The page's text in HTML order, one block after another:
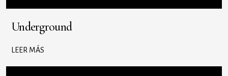
Underground
LEER MÁS